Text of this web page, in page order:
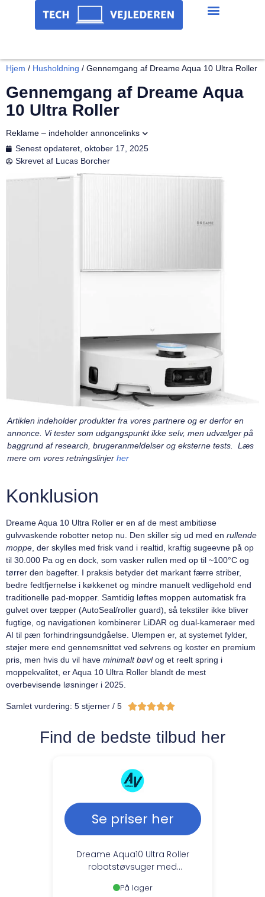
Hjem / Husholdning / Gennemgang af Dreame Aqua 10 Ultra Roller
Gennemgang af Dreame Aqua
10 Ultra Roller
Senest opdateret, oktober 17, 2025
Skrevet af Lucas Borcher
Reklame – indeholder annoncelinks
Artiklen indeholder produkter fra vores partnere og er derfor en
annonce. Vi tester som udgangspunkt ikke selv, men udvælger på
baggrund af research, brugeranmeldelser og eksterne tests. Læs
mere om vores retningslinjer her
Konklusion
Dreame Aqua 10 Ultra Roller er en af de mest ambitiøse
gulvvaskende robotter netop nu. Den skiller sig ud med en rullende
moppe, der skylles med frisk vand i realtid, kraftig sugeevne på op
til 30.000 Pa og en dock, som vasker rullen med op til ~100°C og
tørrer den bagefter. I praksis betyder det markant færre striber,
bedre fedtfjernelse i køkkenet og mindre manuelt vedligehold end
traditionelle pad-mopper. Samtidig løftes moppen automatisk fra
gulvet over tæpper (AutoSeal/roller guard), så tekstiler ikke bliver
fugtige, og navigationen kombinerer LiDAR og dual-kameraer med
AI til pæn forhindringsundgåelse. Ulempen er, at systemet fylder,
støjer mere end gennemsnittet ved selvrens og koster en premium
pris, men hvis du vil have minimalt bøvlog et reelt spring i
moppekvalitet, er Aqua 10 Ultra Roller blandt de mest
overbevisende løsninger i 2025.
Samlet vurdering: 5 stjerner / 5 
Find de bedste tilbud her
Se priser her
Dreame Aqua10 Ultra Roller
robotstøvsuger med
På lager